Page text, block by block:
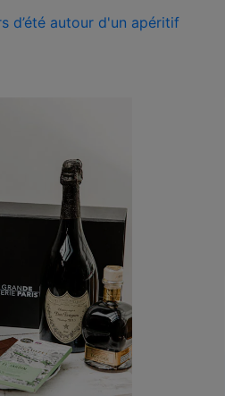
d’été autour d'un apéritif